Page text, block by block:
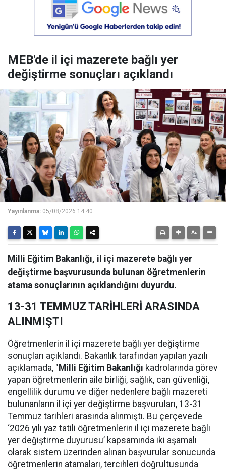
MEB'de il içi mazerete bağlı yer
değiştirme sonuçları açıklandı
Yayınlanma: 05/08/2026 14:40
Milli Eğitim Bakanlığı, il içi mazerete bağlı yer
değiştirme başvurusunda bulunan öğretmenlerin
atama sonuçlarının açıklandığını duyurdu.
13-31 TEMMUZ TARİHLERİ ARASINDA
ALINMIŞTI
Öğretmenlerin il içi mazerete bağlı yer değiştirme
sonuçları açıklandı. Bakanlık tarafından yapılan yazılı
açıklamada, "Milli Eğitim Bakanlığı kadrolarında görev
yapan öğretmenlerin aile birliği, sağlık, can güvenliği,
engellilik durumu ve diğer nedenlere bağlı mazereti
bulunanların il içi yer değiştirme başvuruları, 13-31
Temmuz tarihleri arasında alınmıştı. Bu çerçevede
‘2026 yılı yaz tatili öğretmenlerin il içi mazerete bağlı
yer değiştirme duyurusu’ kapsamında iki aşamalı
olarak sistem üzerinden alınan başvurular sonucunda
öğretmenlerin atamaları, tercihleri doğrultusunda